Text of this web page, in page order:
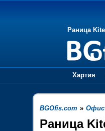
Раница
Хартия
BGOfis.com » Офис
Раница